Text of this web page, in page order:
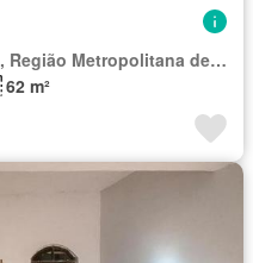
Região Imediata de São Paulo, Região Metropolitana de São Paulo
62 m²